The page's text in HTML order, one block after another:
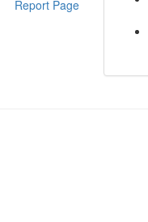
Report Page